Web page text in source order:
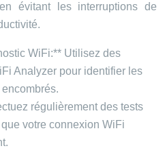
évitant les interruptions de
WiFi:** Utilisez des
Analyzer pour identifier les
régulièrement des tests
votre connexion WiFi